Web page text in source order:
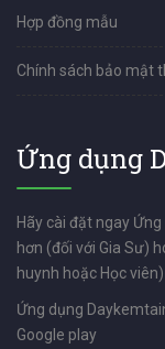
Hợp đồng mẫu
Chính sách bảo mật
Ứng dụng
Hãy cài đặt ngay
hơn (đối với Gia Sư)
huynh hoặc Học viên)
Ứng dụng
Google play